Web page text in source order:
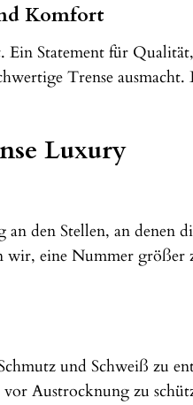
Komfort
Ein Statement für
Trense
Luxury
den Stellen, an denen
wir, eine Nummer
und Schweiß zu
Austrocknung zu